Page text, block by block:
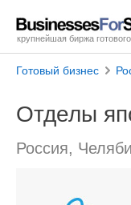
крупнейшая биржа
Готовый бизнес
Отделы
Россия,